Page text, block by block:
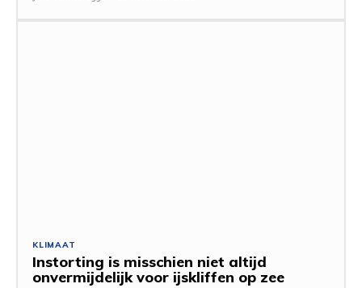
KLIMAAT
Instorting is misschien niet altijd
onvermijdelijk voor ijskliffen op zee